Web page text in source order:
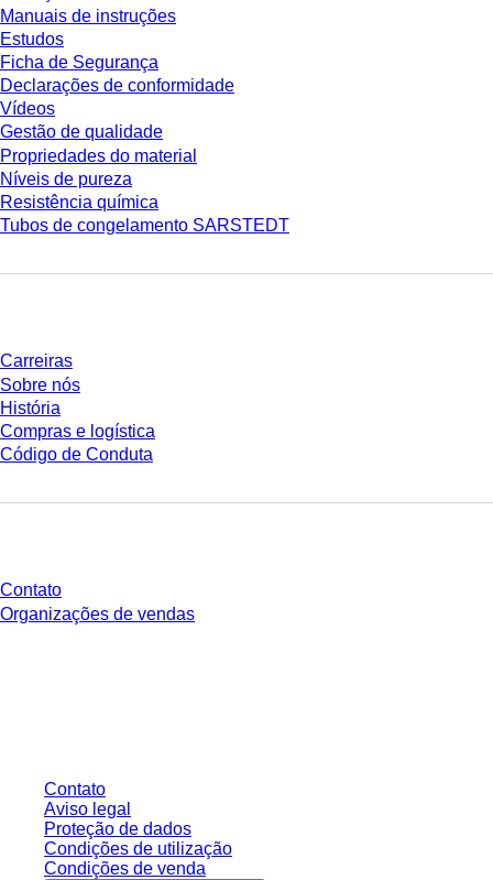
Manuais de instruções
Estudos
Ficha de Segurança
Declarações de conformidade
Vídeos
Gestão de qualidade
Propriedades do material
Níveis de pureza
Resistência química
Tubos de congelamento SARSTEDT
Carreiras
Sobre nós
História
Compras e logística
Código de Conduta
Contato
Organizações de vendas
Contato
Aviso legal
Proteção de dados
Condições de utilização
Condições de venda